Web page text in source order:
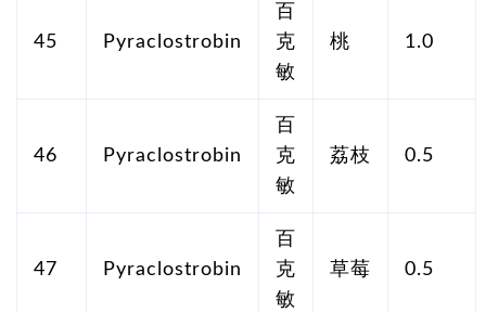
45 Pyraclostrobin
百
克
敏
桃 1.0
46 Pyraclostrobin
百
克
敏
荔枝 0.5
47 Pyraclostrobin
百
克
敏
草莓 0.5